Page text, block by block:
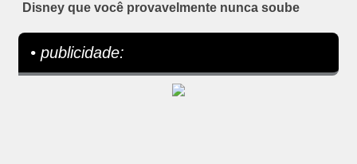
Disney que você provavelmente nunca soube
• publicidade: